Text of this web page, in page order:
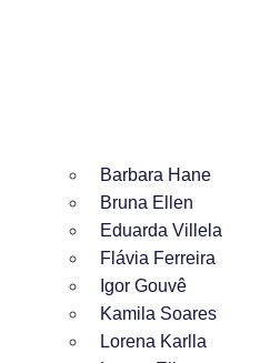
Barbara Hane
Bruna Ellen
Eduarda Villela
Flávia Ferreira
Igor Gouvê
Kamila Soares
Lorena Karlla